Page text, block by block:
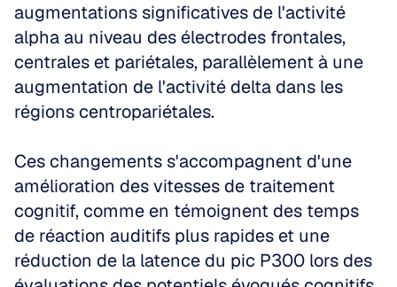
augmentations significatives de l'activité
alpha au niveau des électrodes frontales,
centrales et pariétales, parallèlement à une
augmentation de l'activité delta dans les
régions centropariétales.
Ces changements s'accompagnent d'une
amélioration des vitesses de traitement
cognitif, comme en témoignent des temps
de réaction auditifs plus rapides et une
réduction de la latence du pic P300 lors des